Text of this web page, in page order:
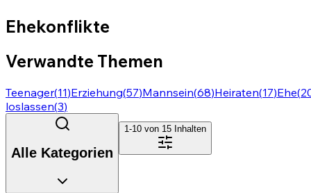
Ehekonflikte
Verwandte Themen
Teenager(11)Erziehung(57)Mannsein(68)Heiraten(17)Ehe(
loslassen(3)
Alle Kategorien
1-10 von 15 Inhalten